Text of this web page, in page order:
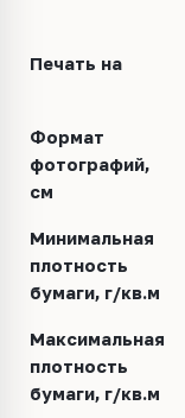
Печать на
Формат
фотографий,
см
Минимальная
плотность
бумаги, г/кв.м
Максимальная
плотность
бумаги, г/кв.м